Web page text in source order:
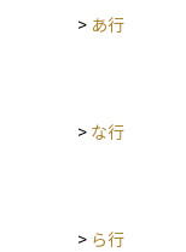
> あ行
> な行
> ら行